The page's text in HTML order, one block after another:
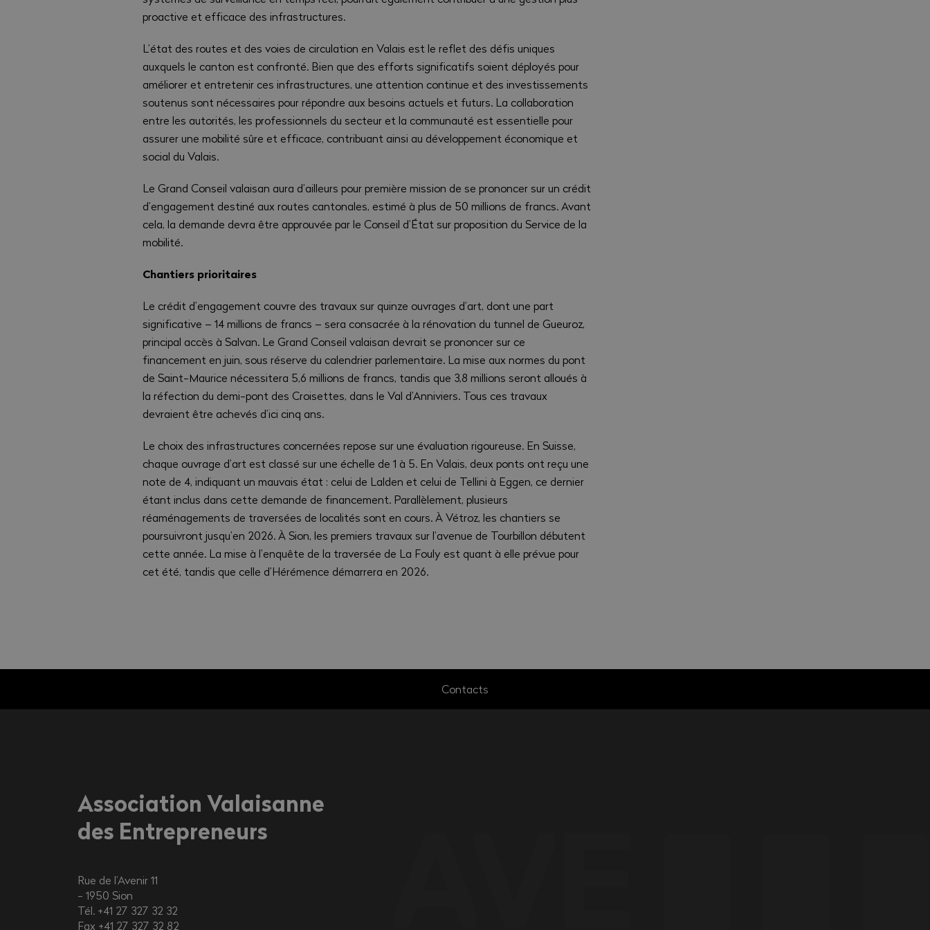
proactive et efficace des infrastructures.
L’état des routes et des voies de circulation en Valais est le reflet des défis uniques
auxquels le canton est confronté. Bien que des efforts significatifs soient déployés pour
améliorer et entretenir ces infrastructures, une attention continue et des investissements
soutenus sont nécessaires pour répondre aux besoins actuels et futurs. La collaboration
entre les autorités, les professionnels du secteur et la communauté est essentielle pour
assurer une mobilité sûre et efficace, contribuant ainsi au développement économique et
social du Valais.
Le Grand Conseil valaisan aura d’ailleurs pour première mission de se prononcer sur un crédit
d’engagement destiné aux routes cantonales, estimé à plus de 50 millions de francs. Avant
cela, la demande devra être approuvée par le Conseil d’État sur proposition du Service de la
mobilité.
Chantiers prioritaires
Le crédit d’engagement couvre des travaux sur quinze ouvrages d’art, dont une part
significative – 14 millions de francs – sera consacrée à la rénovation du tunnel de Gueuroz,
principal accès à Salvan. Le Grand Conseil valaisan devrait se prononcer sur ce
financement en juin, sous réserve du calendrier parlementaire. La mise aux normes du pont
de Saint-Maurice nécessitera 5,6 millions de francs, tandis que 3,8 millions seront alloués à
la réfection du demi-pont des Croisettes, dans le Val d’Anniviers. Tous ces travaux
devraient être achevés d’ici cinq ans.
Le choix des infrastructures concernées repose sur une évaluation rigoureuse. En Suisse,
chaque ouvrage d’art est classé sur une échelle de 1 à 5. En Valais, deux ponts ont reçu une
note de 4, indiquant un mauvais état : celui de Lalden et celui de Tellini à Eggen, ce dernier
étant inclus dans cette demande de financement. Parallèlement, plusieurs
réaménagements de traversées de localités sont en cours. À Vétroz, les chantiers se
poursuivront jusqu’en 2026. À Sion, les premiers travaux sur l’avenue de Tourbillon débutent
cette année. La mise à l’enquête de la traversée de La Fouly est quant à elle prévue pour
cet été, tandis que celle d’Hérémence démarrera en 2026.
Contacts
Association Valaisanne
des Entrepreneurs
Rue de l’Avenir 11
1950 Sion
Tél. +41 27 327 32 32
Fax +41 27 327 32 82